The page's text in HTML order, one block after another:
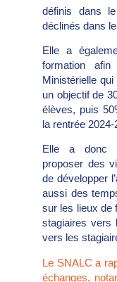
définis dans
déclinés dans
Elle a
formation
Ministérielle qui
un objectif de
élèves, puis
la rentrée
Elle a donc
proposer des
de développer
aussi des
sur les lieux de
stagiaires vers
vers les
Le SNALC a
échanges,